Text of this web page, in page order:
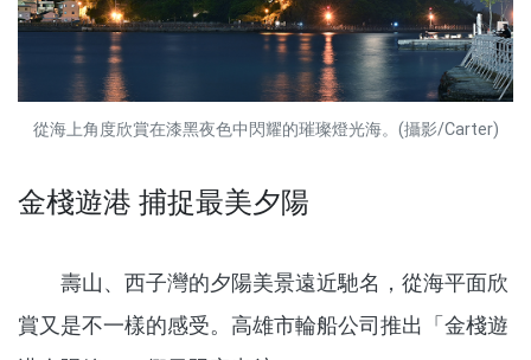
從海上角度欣賞在漆黑夜色中閃耀的璀璨燈光海。(攝影/Carter)
金棧遊港 捕捉最美夕陽
壽山、西子灣的夕陽美景遠近馳名，從海平面欣
賞又是不一樣的感受。高雄市輪船公司推出「金棧遊